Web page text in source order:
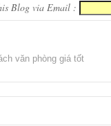
Blog via Email :
văn phòng giá tốt